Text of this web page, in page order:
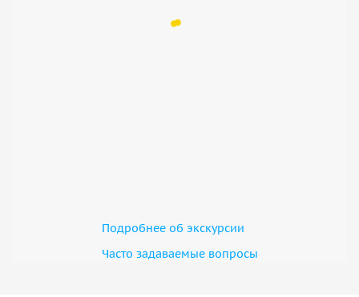
Подробнее об экскурсии
Часто задаваемые вопросы